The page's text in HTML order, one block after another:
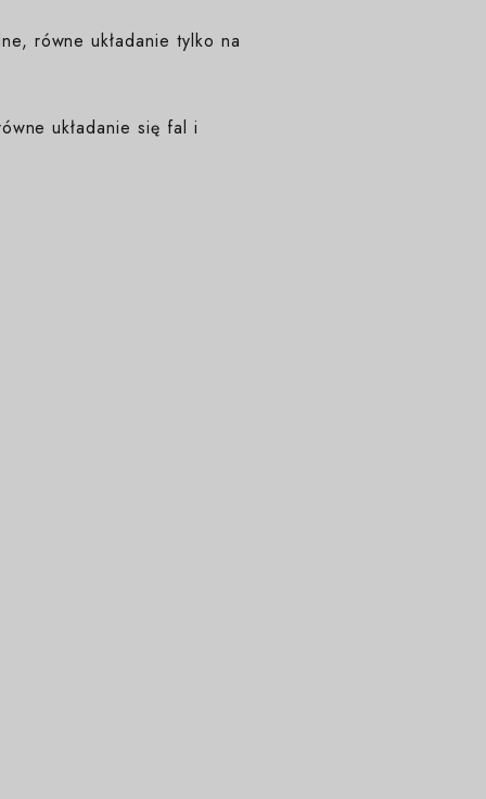
równe układanie tylko na
układanie się fal i